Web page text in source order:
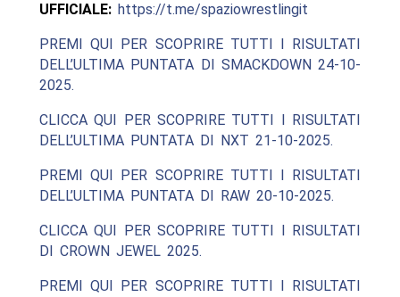
UFFICIALE: https://t.me/spaziowrestlingit
PREMI QUI PER SCOPRIRE TUTTI I RISULTATI
DELL’ULTIMA PUNTATA DI SMACKDOWN 24-10-
2025.
CLICCA QUI PER SCOPRIRE TUTTI I RISULTATI
DELL’ULTIMA PUNTATA DI NXT 21-10-2025.
PREMI QUI PER SCOPRIRE TUTTI I RISULTATI
DELL’ULTIMA PUNTATA DI RAW 20-10-2025.
CLICCA QUI PER SCOPRIRE TUTTI I RISULTATI
DI CROWN JEWEL 2025.
PREMI QUI PER SCOPRIRE TUTTI I RISULTATI